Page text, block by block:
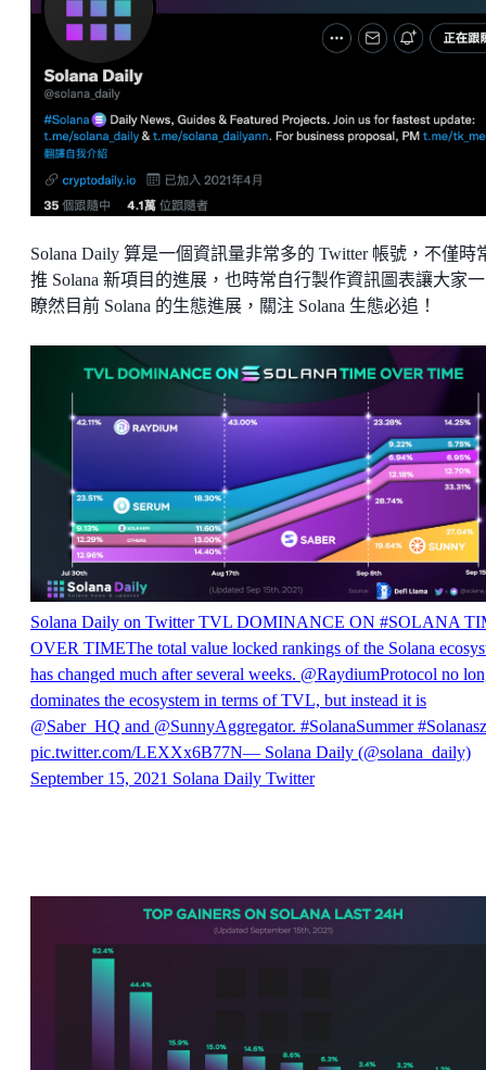
Solana Daily 算是一個資訊量非常多的 Twitter 帳號，不僅時
推 Solana 新項目的進展，也時常自行製作資訊圖表讓大家
瞭然目前 Solana 的生態進展，關注 Solana 生態必追！
Solana Daily on Twitter TVL DOMINANCE ON #SOLANA
OVER TIMEThe total value locked rankings of the Solana
has changed much after several weeks. @RaydiumProtocol no
dominates the ecosystem in terms of TVL, but instead it is
@Saber_HQ and @SunnyAggregator. #SolanaSummer
pic.twitter.com/LEXXx6B77N— Solana Daily (@solana_daily)
September 15, 2021 Solana Daily Twitter